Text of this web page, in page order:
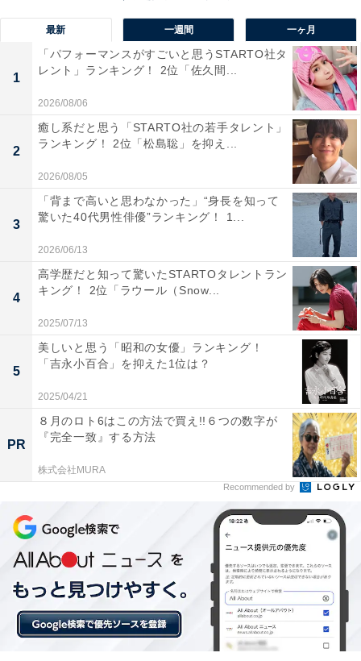
1位：カズレーザー
View this post on Instagram
A post shared by カズレーザー (@kazlaser)
1位は、お笑いコンビ・メイプル超合金のカズレーザー
最新 一週間 一ヶ月
1
「パフォーマンスがすごいと思うSTARTO社タ
レント」ランキング！ 2位「佐久間...
2026/08/06
2
癒し系だと思う「STARTO社の若手タレント」
ランキング！ 2位「松島聡」を抑え...
2026/08/05
3
「背まで高いと思わなかった」“身長を知って
驚いた40代男性俳優”ランキング！ 1...
2026/06/13
4
高学歴だと知って驚いたSTARTOタレントラン
キング！ 2位「ラウール（Snow...
2025/07/13
5
美しいと思う「昭和の女優」ランキング！
「吉永小百合」を抑えた1位は？
2025/04/21
PR
８月のロト6はこの方法で買え!!６つの数字が
『完全一致』する方法
株式会社MURA
Recommended by